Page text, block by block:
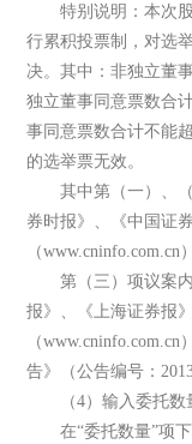
特别说明：本次股
行累积投票制，对选
决。其中：非独立董
独立董事同意票数合
事同意票数合计不能
的选举票无效。
其中第（一）、（
券时报》、《中国证
（www.cninfo.com.cn
第（三）项议案内
报》、《上海证券报
（
告》（公告编号：
（4）输入委托数
在“委托数量”项下